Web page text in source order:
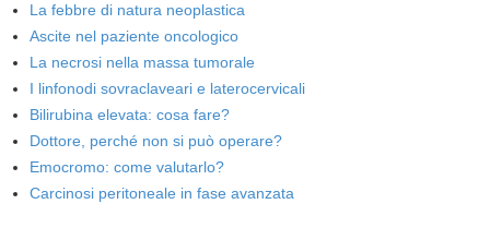
La febbre di natura neoplastica
Ascite nel paziente oncologico
La necrosi nella massa tumorale
I linfonodi sovraclaveari e laterocervicali
Bilirubina elevata: cosa fare?
Dottore, perché non si può operare?
Emocromo: come valutarlo?
Carcinosi peritoneale in fase avanzata